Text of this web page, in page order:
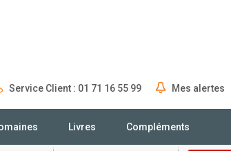
Service Client : 01 71 16 55 99 Mes alertes
Livres Compléments